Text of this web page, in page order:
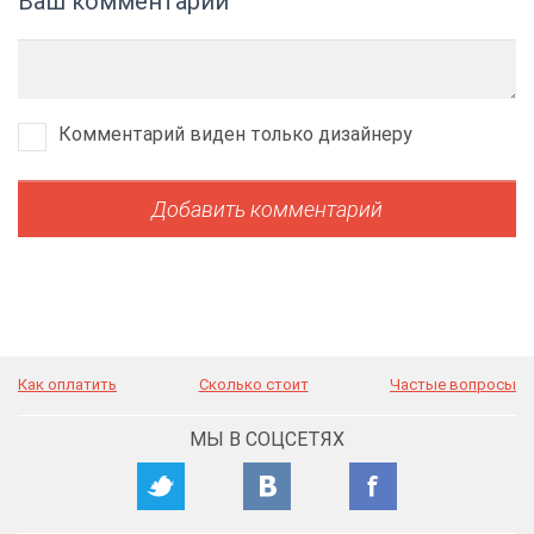
Комментарий виден только дизайнеру
Как оплатить Сколько стоит Частые вопросы
МЫ В СОЦСЕТЯХ